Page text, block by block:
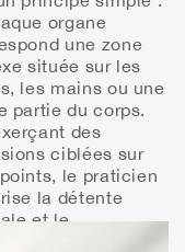
organe
une zone
située sur les
les mains ou une
partie du corps.
des
ciblées sur
le praticien
la détente
et le
de